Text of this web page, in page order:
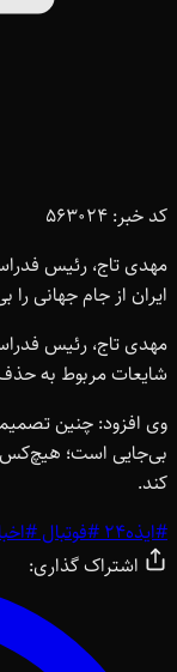
کد خبر: 563024
مهدی تاج، رئیس
ایران از جام جهانی
مهدی تاج، رئیس
شایعات مربوط به
وی افزود: چنین
بی‌جایی است؛ هیچ‌کس
کند.
#ایذه24 #فوتبال#
اشتراک گذاری: